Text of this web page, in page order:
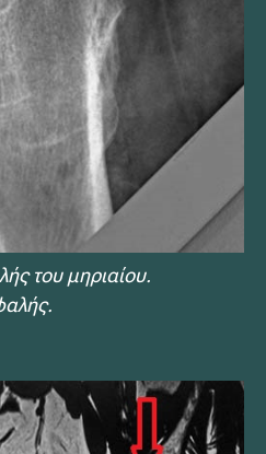
του μηριαίου.